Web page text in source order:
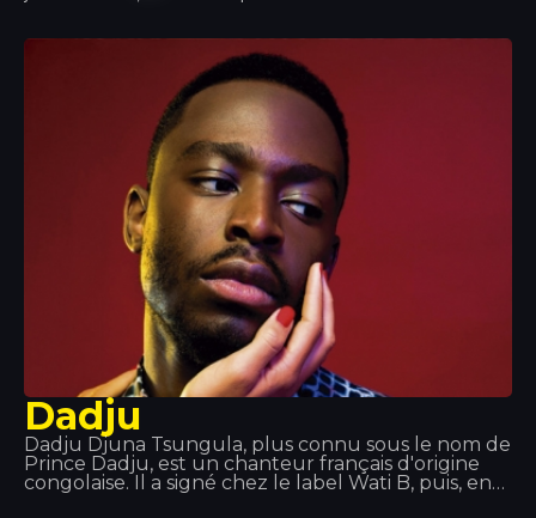
ascension vers la gloire est telle qu’il devient l’un
des meilleurs DJ au monde. Aoki possède
également une gamme d’écouteurs, une agence
de booking d’artistes, un magazine… Une véritable
Dadju
Dadju Djuna Tsungula, plus connu sous le nom de
Prince Dadju, est un chanteur français d'origine
congolaise. Il a signé chez le label Wati B, puis, en